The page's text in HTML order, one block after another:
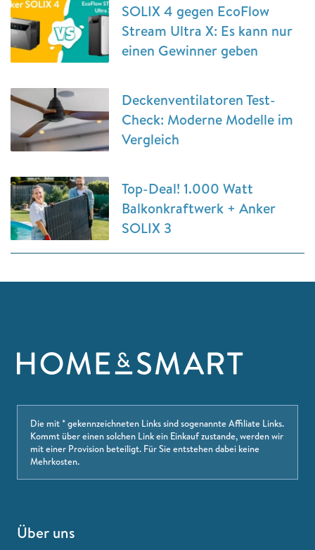
SOLIX 4 gegen EcoFlow
Stream Ultra X: Es kann nur
einen Gewinner geben
Deckenventilatoren Test-
Check: Moderne Modelle im
Vergleich
Top-Deal! 1.000 Watt
Balkonkraftwerk + Anker
SOLIX 3
Die mit * gekennzeichneten Links sind sogenannte Affiliate Links.
Kommt über einen solchen Link ein Einkauf zustande, werden wir
mit einer Provision beteiligt. Für Sie entstehen dabei keine
Mehrkosten.
Über uns